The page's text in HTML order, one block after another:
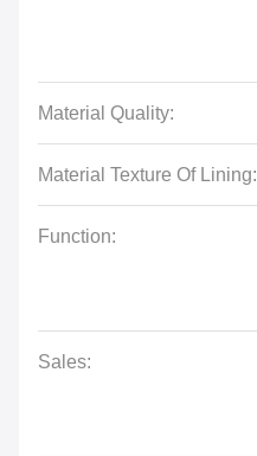
Material Quality:
Material Texture Of Lining:
Function:
Sales: